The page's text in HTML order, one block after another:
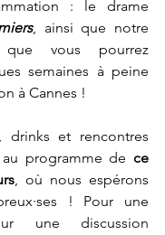
, ainsi que notre
vous pourrez
semaines à peine
à Cannes !
drinks et rencontres
programme de ce
, où nous espérons
! Pour une
une discussion